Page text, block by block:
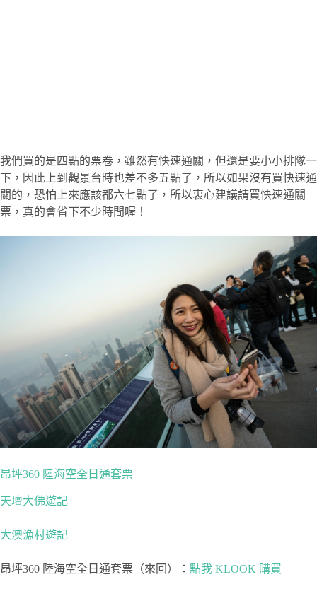
我們買的是四點的票卷，雖然有快速通關，但還是要小小排隊一
下，因此上到觀景台時也差不多五點了，所以如果沒有買快速通
關的，恐怕上來應該都六七點了，所以衷心建議請買快速通關
票，真的會省下不少時間喔！
昂坪360 陸海空全日通套票
天壇大佛遊記
大澳漁村遊記
昂坪360 陸海空全日通套票（來回）： 點我 KLOOK 購買